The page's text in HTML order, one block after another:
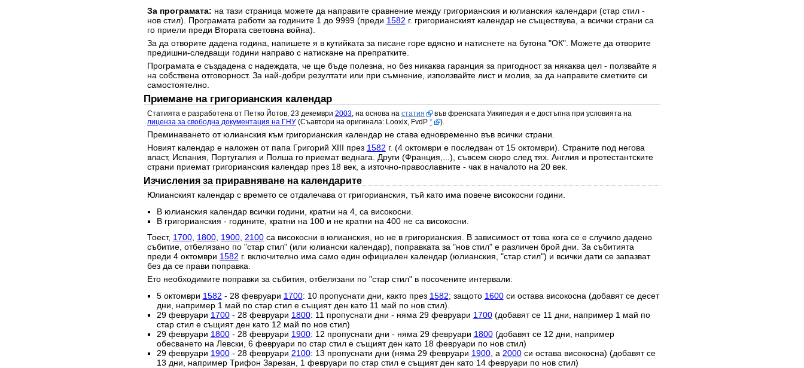
За програмата: на тази страница можете да направите сравнение между григорианския и юлианския календари (стар стил -
нов стил). Програмата работи за годините 1 до 9999 (преди 1582 г. григорианският календар не съществува, а всички страни са
го приели преди Втората световна война).
За да отворите дадена година, напишете я в кутийката за писане горе вдясно и натиснете на бутона "ОК". Можете да отворите
предишни-следващи години направо с натискане на препратките.
Програмата е създадена с надеждата, че ще бъде полезна, но без никаква гаранция за пригодност за някаква цел - ползвайте я
на собствена отговорност. За най-добри резултати или при съмнение, използвайте лист и молив, за да направите сметките си
самостоятелно.
Приемане на григорианския календар
Статията е разработена от Петко Йотов, 23 декември 2003, на основа на статия
във френската Уикипедия и е достъпна при условията на
лиценза за свободна документация на ГНУ(Съавтори на оригинала: Looxix, FvdP * ).
Преминаването от юлианския към григорианския календар не става едновременно във всички страни.
Новият календар е наложен от папа Григорий XIII през 1582 г. (4 октомври е последван от 15 октомври). Страните под негова
власт, Испания, Португалия и Полша го приемат веднага. Други (Франция,...), съвсем скоро след тях. Англия и протестантските
страни приемат григорианския календар през 18 век, а източно-православните - чак в началото на 20 век.
Изчисления за приравняване на календарите
Юлианският календар с времето се отдалечава от григорианския, тъй като има повече високосни години.
В юлианския календар всички години, кратни на 4, са високосни.
В григорианския - годините, кратни на 100 и не кратни на 400 не са високосни.
Тоест, 1700, 1800, 1900, 2100са високосни в юлианския, но не в григорианския. В зависимост от това кога се е случило дадено
събитие, отбелязано по "стар стил" (или юлиански календар), поправката за "нов стил" е различен брой дни. За събитията
преди 4 октомври 1582 г. включително има само един официален календар (юлианския, "стар стил") и всички дати се запазват
без да се прави поправка.
Ето необходимите поправки за събития, отбелязани по "стар стил" в посочените интервали:
5 октомври 1582 - 28 февруари 1700: 10 пропуснати дни, както през 1582; защото 1600си остава високосна (добавят се десет
дни, например 1 май по стар стил е същият ден като 11 май по нов стил).
29 февруари 1700- 28 февруари 1800: 11 пропуснати дни - няма 29 февруари 1700(добавят се 11 дни, например 1 май по
стар стил е същият ден като 12 май по нов стил)
29 февруари 1800- 28 февруари 1900: 12 пропуснати дни - няма 29 февруари 1800(добавят се 12 дни, например
обесването на Левски, 6 февруари по стар стил е същият ден като 18 февруари по нов стил)
29 февруари 1900- 28 февруари 2100: 13 пропуснати дни (няма 29 февруари 1900, а 2000си остава високосна) (добавят се
13 дни, например Трифон Зарезан, 1 февруари по стар стил е същият ден като 14 февруари по нов стил)